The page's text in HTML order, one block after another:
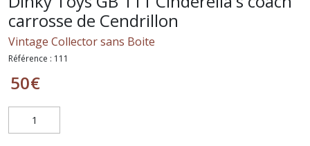
carrosse de Cendrillon
Vintage Collector sans Boite
Référence : 111
50€